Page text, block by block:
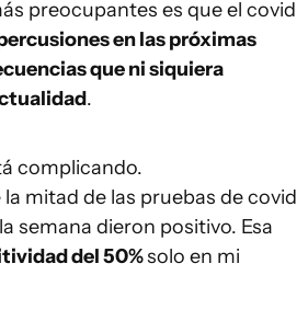
preocupantes es que el covid
en las próximas
que ni siquiera
.
complicando.
mitad de las pruebas de covid
semana dieron positivo. Esa
del 50%solo en mi